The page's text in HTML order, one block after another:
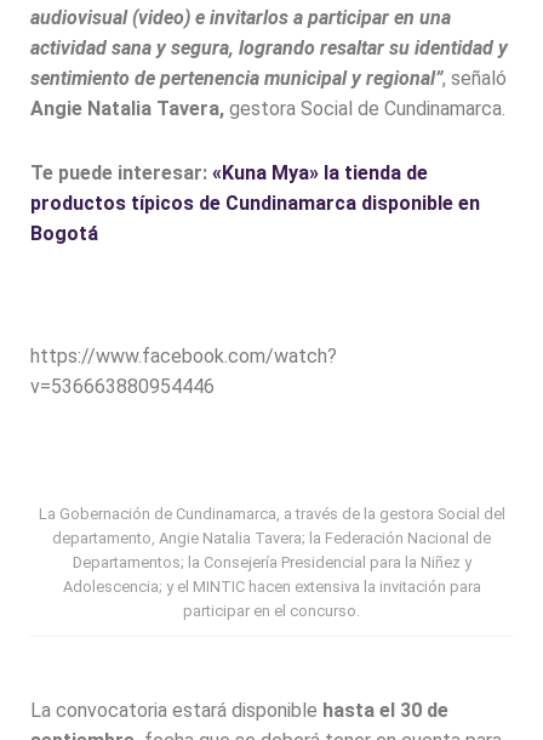
audiovisual (video) e invitarlos a participar en una
actividad sana y segura, logrando resaltar su identidad y
sentimiento de pertenencia municipal y regional”, señaló
Angie Natalia Tavera, gestora Social de Cundinamarca.
Te puede interesar: «Kuna Mya» la tienda de
productos típicos de Cundinamarca disponible en
Bogotá
https://www.facebook.com/watch?
v=536663880954446
La Gobernación de Cundinamarca, a través de la gestora Social del
departamento, Angie Natalia Tavera; la Federación Nacional de
Departamentos; la Consejería Presidencial para la Niñez y
Adolescencia; y el MINTIC hacen extensiva la invitación para
participar en el concurso.
La convocatoria estará disponible hasta el 30 de